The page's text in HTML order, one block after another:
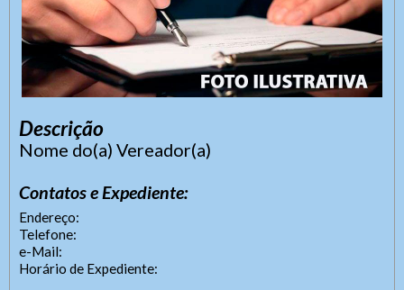
Descrição
Nome do(a) Vereador(a)
Contatos e Expediente:
Endereço:
Telefone:
e-Mail:
Horário de Expediente:Gerenciador
SIC Físico
Endereço
Endereço de atendimento
Fale Conosco